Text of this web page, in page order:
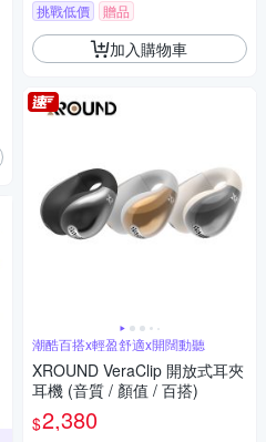
挑戰低價 贈品
加入購物車
潮酷百搭x輕盈舒適x開闊動聽
XROUND VeraClip 開放式耳夾
耳機 (音質 / 顏值 / 百搭)
$2,380